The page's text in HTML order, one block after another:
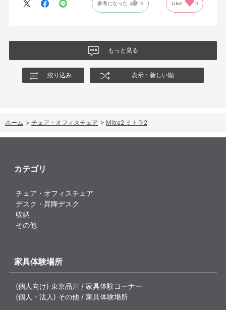
参考になった 0 Like! 0
もっと見る
絞り込み 表示：新しい順
ホーム > チェア・オフィスチェア > Mitra2 ミトラ2
カテゴリ
チェア・オフィスチェア
デスク・昇降デスク
収納
その他
家具体験場所
(個人向け) 東京品川 / 家具体験コーナー
(個人・法人) その他 / 家具体験場所